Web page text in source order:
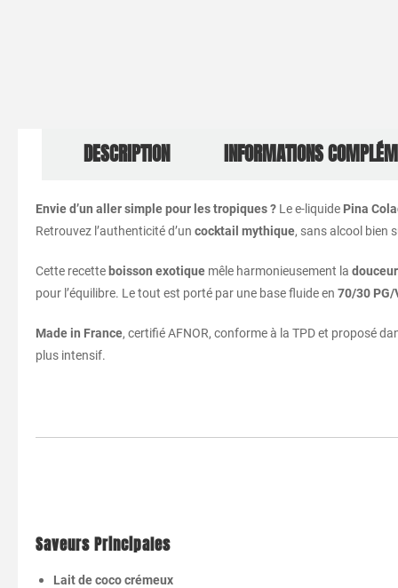
DESCRIPTION INFORMATIONS
Envied’un allersimplepour lestropiques ? Lee-liquide Pina
Retrouvez l’authenticitéd’un cocktail mythique, sansalcool bien
Cette recetteboisson exotique mêle harmonieusement la
pour l’équilibre. Letout est porté par une basefluideen 70/30 PG/
Made in France, certifiéAFNOR, conformeà la TPDet proposé
plus intensif.
Saveurs Principales
Laitdecococrémeux